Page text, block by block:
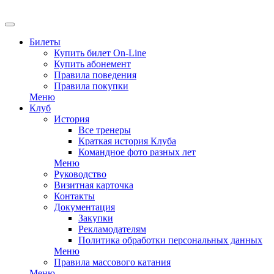
Билеты
Купить билет On-Line
Купить абонемент
Правила поведения
Правила покупки
Меню
Клуб
История
Все тренеры
Краткая история Клуба
Командное фото разных лет
Меню
Руководство
Визитная карточка
Контакты
Документация
Закупки
Рекламодателям
Политика обработки персональных данных
Меню
Правила массового катания